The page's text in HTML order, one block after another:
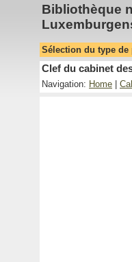
Bibliothèque
Sélection du type
Clef du cabinet
Navigation: Home